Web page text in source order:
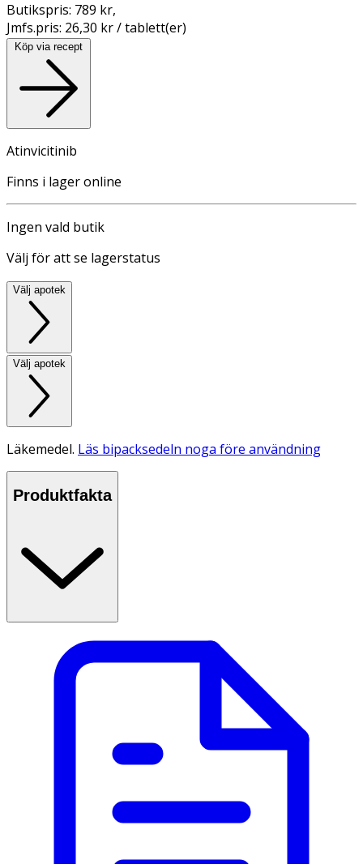
Butikspris: 789 kr,
Jmfs.pris: 26,30 kr / tablett(er)
Köp via recept
Atinvicitinib
Finns i lager online
Ingen vald butik
Välj för att se lagerstatus
Välj apotek
Välj apotek
Läkemedel. Läs bipacksedeln noga före användning
Produktfakta